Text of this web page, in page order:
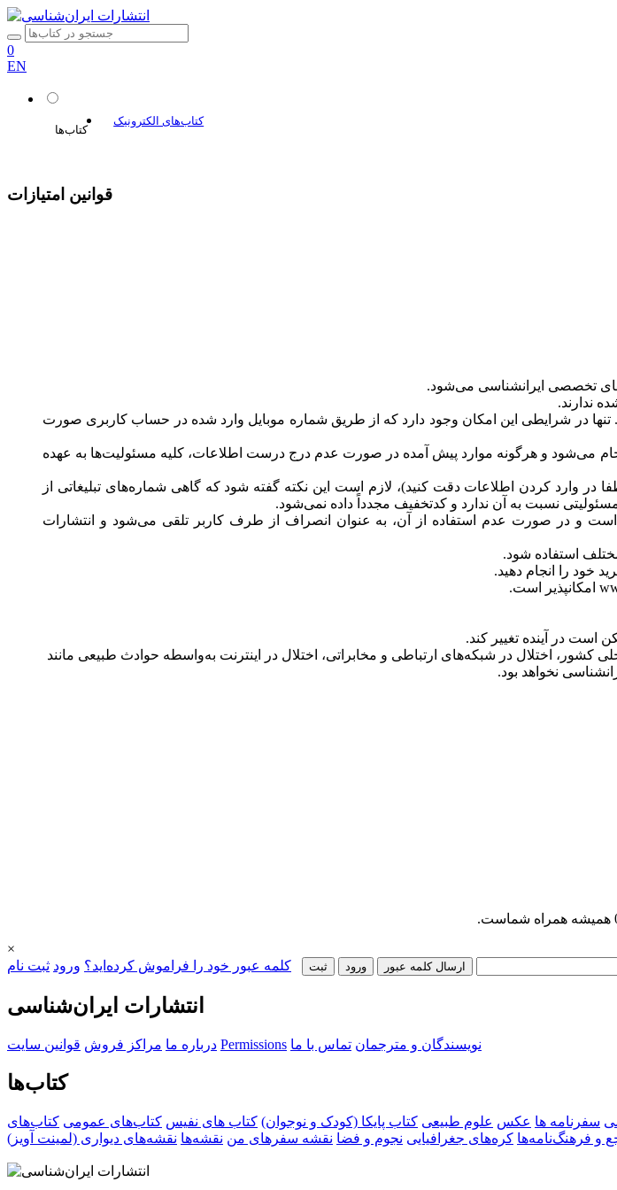
0
EN
کتاب‌ها
کتاب‌های الکترونیک
قوانین امتیازات
تخصصی ایرانشناسی می‌شود.
ندارند.
تنها در شرایطی این امکان وجود دارد که از طریق شماره موبایل وارد شده در حساب کاربری صورت
می‌شود و هرگونه موارد پیش آمده در صورت عدم درج درست اطلاعات، کلیه مسئولیت‌ها به عهده
وارد کردن اطلاعات دقت کنید)، لازم است این نکته گفته شود که گاهی شماره‌های تبلیغاتی از
از کد تخفیف مربوط به کسب 100 امتیاز از سایت انتشارات ایرانشناسی، 14 روز است و در صورت عدم استفاده از آن، به عنوان انصراف از طرف کاربر تلقی می‌شود و انتشارات
است در آینده تغییر کند.
کشور، اختلال در شبکه‌های ارتباطی و مخابراتی، اختلال در اینترنت به‌واسطه حوادث طبیعی مانند
نخواهد بود.
×
ارسال کلمه عبور ورود ثبت‌ کلمه عبور خود را فراموش کرده‌اید؟ ورود ثبت نام
انتشارات ایران‌شناسی
درباره ما مراکز فروش قوانین سایت Permissions نویسندگان و مترجمان تماس با ما
کتاب‌ها
سفرنامه‌ ها عکس علوم طبیعی کتاب‌ پایکا (کودک و نوجوان) کتاب های نفیس کتاب‌های عمومی کتاب‌های
و فرهنگ‌نامه‌ها کره‌های جغرافیایی نجوم و فضا نقشه سفرهای من نقشه‌ها نقشه‌های دیواری (لمینت آویز)